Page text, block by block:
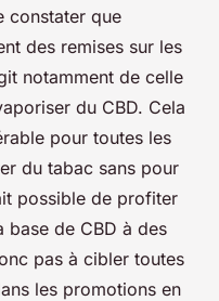
constater que
des remises sur les
notamment de celle
du CBD. Cela
pour toutes les
du tabac sans pour
possible de profiter
base de CBD à des
pas à cibler toutes
les promotions en